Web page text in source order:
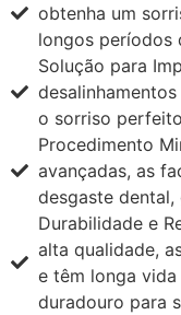
obtenha um
longos períodos
Solução para
o sorriso
Procedimento
avançadas, as
desgaste
Durabilidade e
alta qualidade,
e têm longa
duradouro para